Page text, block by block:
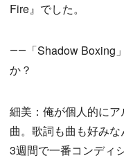
Fire』でした。
――「Shadow Boxing
か？
細美：俺が個人的に
曲。歌詞も曲も好みな
3週間で一番コンディ